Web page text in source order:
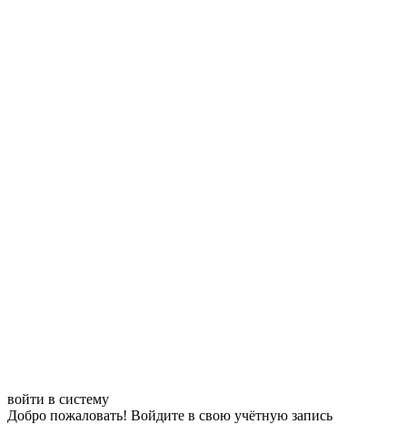
войти в систему
Добро пожаловать! Войдите в свою учётную запись